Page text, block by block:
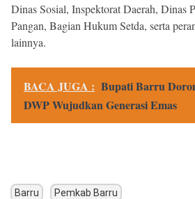
Dinas Sosial, Inspektorat Daerah, Dinas
Pangan, Bagian Hukum Setda, serta
lainnya.
BACA JUGA : Bupati Barru
DWP Wujudkan Generasi Emas
Barru Pemkab Barru